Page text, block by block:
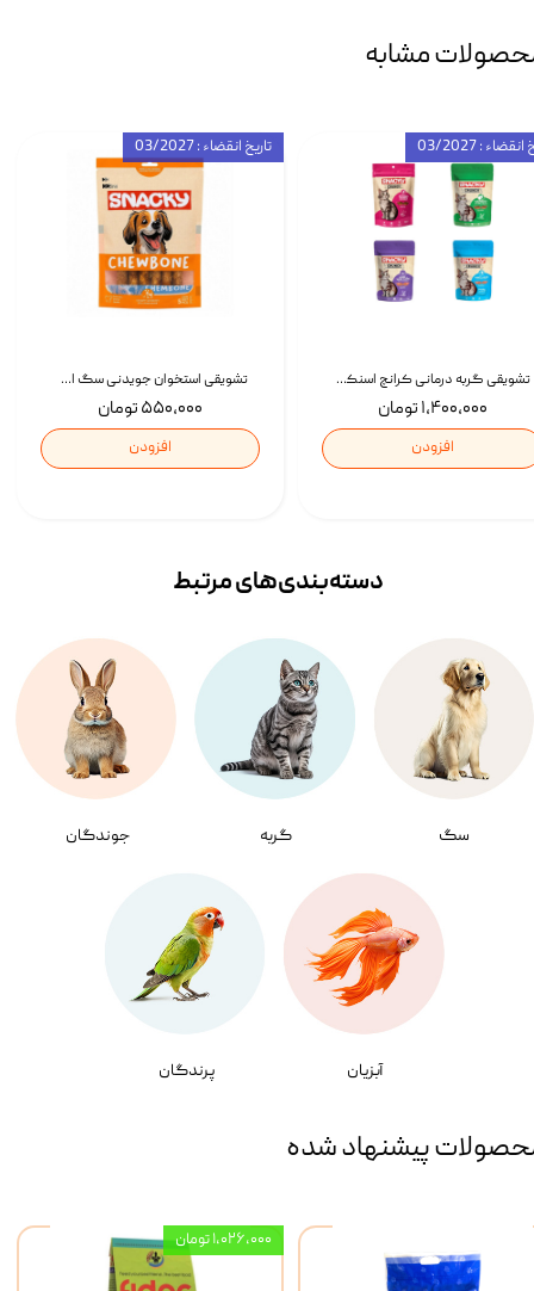
مشابه
تشویقی استخوان جویدنی سگ اسنکی کرانچی با طعم مرغ Snacky Crunchy Munchy وزن 100 گرم
۵۵۰,۰۰۰ تومان
افزودن
تاریخ انقضاء : 03/2027
تشویقی گربه درمانی کرانچ اسنکی با طعم میکس Snacky Crunch Cat Treats وزن 60 گرم بسته 4 عددی
۱,۴۰۰,۰۰۰ تومان
افزودن
: 03/2027
سگ گربه جوندگان
آبزیان پرندگان
دسته‌بندی‌‌های مرتبط
پیشنهاد شده
۱,۰۲۶,۰۰۰ تومان